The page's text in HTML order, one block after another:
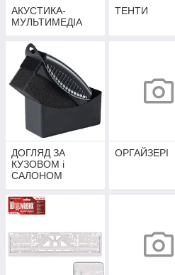
АКУСТИКА-
МУЛЬТИМЕДІА
ТЕНТИ
ДОГЛЯД ЗА
КУЗОВОМ і
САЛОНОМ
ОРГАЙЗЕРІ